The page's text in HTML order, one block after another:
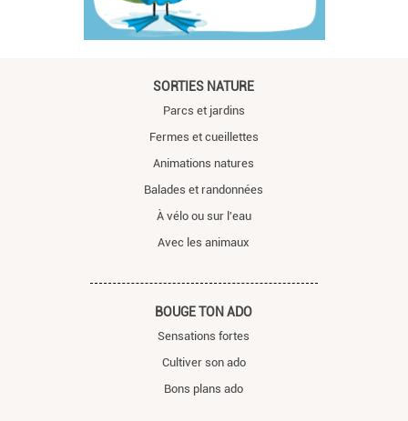
SORTIES NATURE
Parcs et jardins
Fermes et cueillettes
Animations natures
Balades et randonnées
À vélo ou sur l'eau
Avec les animaux
BOUGE TON ADO
Sensations fortes
Cultiver son ado
Bons plans ado